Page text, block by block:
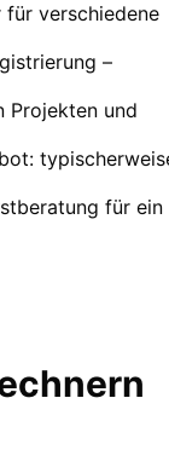
für verschiedene
–
Projekten und
für ein